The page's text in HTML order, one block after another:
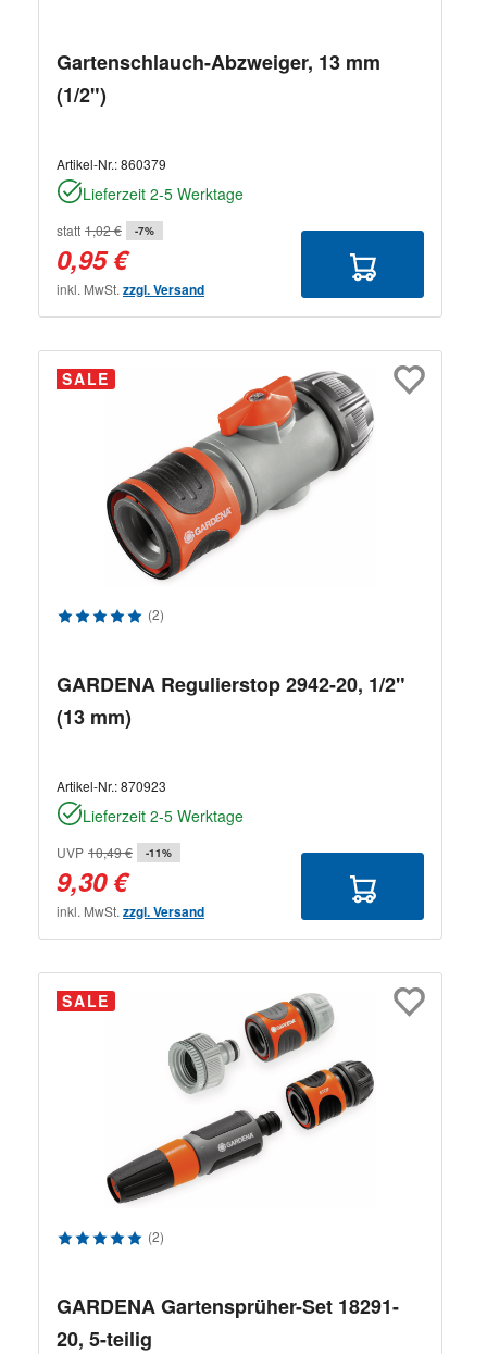
Gartenschlauch-Abzweiger, 13 mm
(1/2")
Artikel-Nr.:860379
Lieferzeit 2-5 Werktage
statt 1,02 € -7%
0,95 €
inkl. MwSt. zzgl. Versand
SALE
Durchschnittliche Bewertung von 5 von 5 Sternen
(2)
GARDENA Regulierstop 2942-20, 1/2"
(13 mm)
Artikel-Nr.:870923
Lieferzeit 2-5 Werktage
UVP 10,49 € -11%
9,30 €
inkl. MwSt. zzgl. Versand
SALE
Durchschnittliche Bewertung von 5 von 5 Sternen
(2)
GARDENA Gartensprüher-Set 18291-
20, 5-teilig